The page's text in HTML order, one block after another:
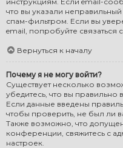
что вы указали
спам-фильтром. Если вы
email, попробуйте связаться
Вернуться к началу
Почему я не могу войти?
Существует несколько
убедитесь, что вы правильно
Если данные введены
чтобы проверить, не был ли
Также возможно, что
конференции, свяжитесь с
настроек.